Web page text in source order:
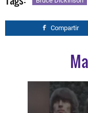
Compartir